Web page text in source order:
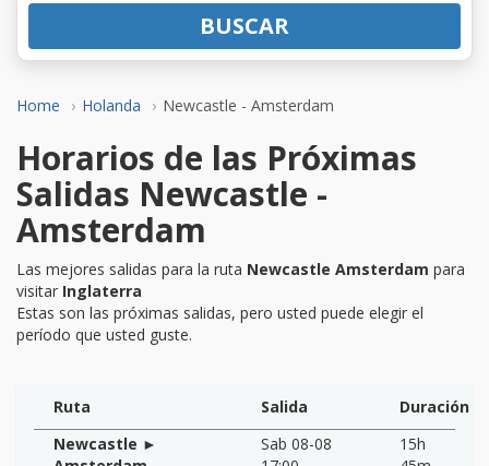
Home Holanda Newcastle - Amsterdam
BUSCAR
Horarios de las Próximas
Salidas Newcastle -
Amsterdam
Las mejores salidas para la ruta Newcastle Amsterdam para
visitar Inglaterra
Estas son las próximas salidas, pero usted puede elegir el
período que usted guste.
Ruta Salida
Duración
Newcastle ►
Sab 08-08
15h